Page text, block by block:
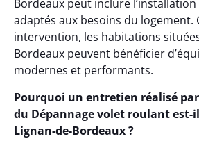
Bordeaux peut inclure
adaptés aux besoins du logement.
intervention, les habitations
Bordeaux peuvent bénéficier
modernes et performants.
Pourquoi un entretien réalisé
du Dépannage volet roulant est-
Lignan-de-Bordeaux ?